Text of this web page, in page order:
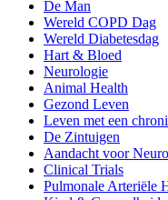
De Man
Wereld COPD Dag
Wereld Diabetesdag
Hart & Bloed
Neurologie
Animal Health
Gezond Leven
Leven met een
De Zintuigen
Aandacht voor
Clinical Trials
Pulmonale Arteriële